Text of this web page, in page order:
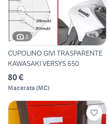
3
CUPOLINO GIVI TRASPARENTE
KAWASAKI VERSYS 650
80 €
Macerata (MC)